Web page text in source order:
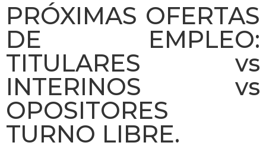
PRÓXIMAS OFERTAS
DE EMPLEO:
TITULARES vs
INTERINOS vs
OPOSITORES
TURNO LIBRE.